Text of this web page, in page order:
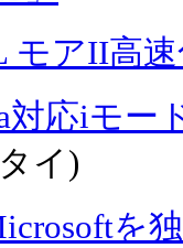
モアII高
対応iモー
イ)
を